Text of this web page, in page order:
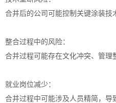
合并后的公司可能控制关键涂装
整合过程中的风险：
合并过程可能存在文化冲突、管
就业岗位减少：
合并过程中可能涉及人员精简，导